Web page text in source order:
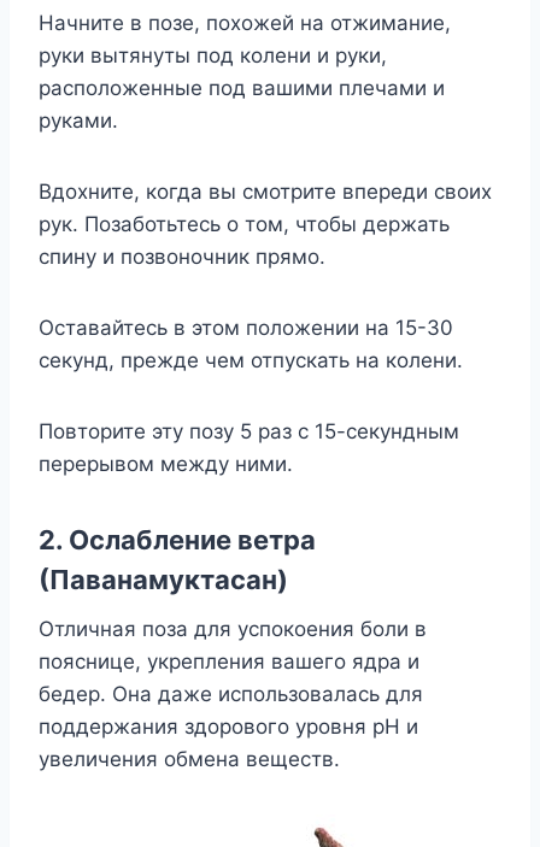
Начните в позе, похожей на отжимание,
руки вытянуты под колени и руки,
расположенные под вашими плечами и
руками.
Вдохните, когда вы смотрите впереди своих
рук. Позаботьтесь о том, чтобы держать
спину и позвоночник прямо.
Оставайтесь в этом положении на 15-30
секунд, прежде чем отпускать на колени.
Повторите эту позу 5 раз с 15-секундным
перерывом между ними.
2. Ослабление ветра
(Паванамуктасан)
Отличная поза для успокоения боли в
пояснице, укрепления вашего ядра и
бедер. Она даже использовалась для
поддержания здорового уровня рН и
увеличения обмена веществ.